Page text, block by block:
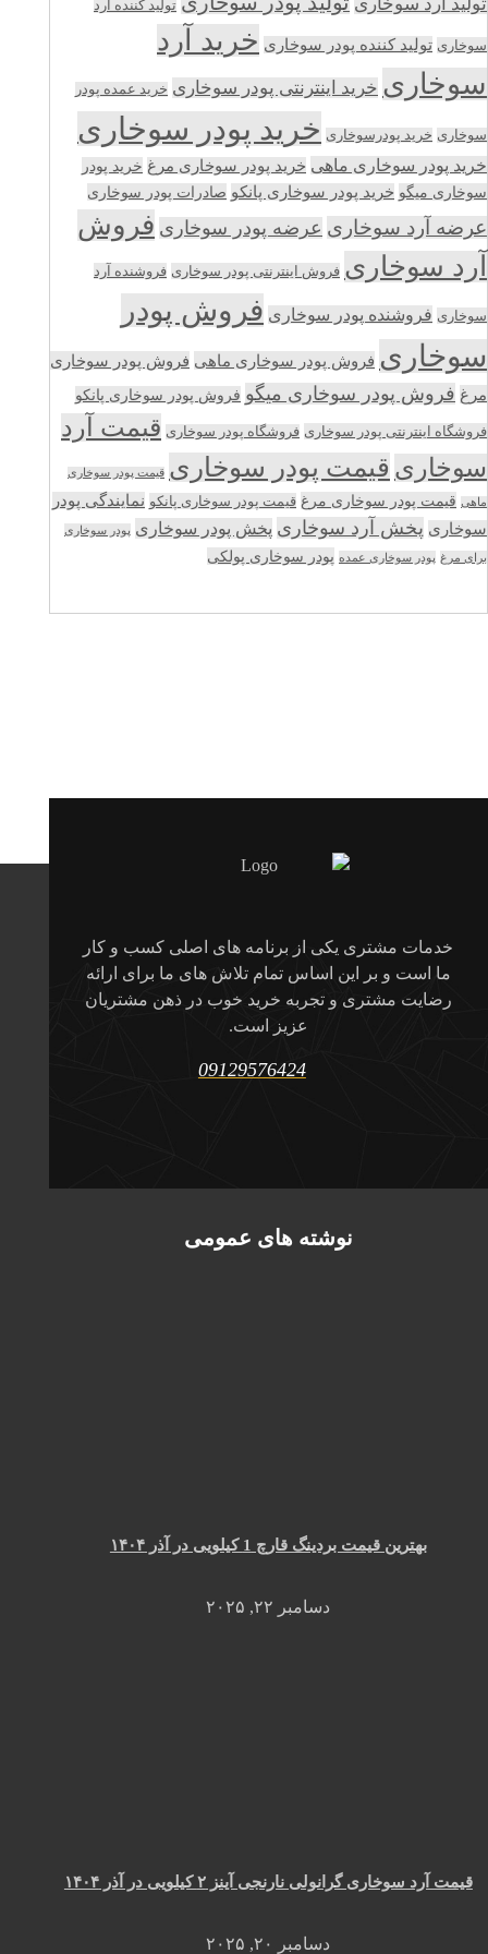
تولید کننده آرد
سوخاری تولید کننده پودر سوخاری خرید آرد
سوخاری خرید اینترنتی پودر سوخاری خرید عمده پودر
سوخاری خرید پودرسوخاری خرید پودر سوخاری
خرید پودر سوخاری ماهی خرید پودر سوخاری مرغ خرید پودر
سوخاری میگو خرید پودر سوخاری پانکو صادرات پودر سوخاری
عرضه آرد سوخاری عرضه پودر سوخاری فروش
آرد سوخاری فروش اینترنتی پودر سوخاری فروشنده آرد
سوخاری فروشنده پودر سوخاری فروش پودر
سوخاری فروش پودر سوخاری ماهی فروش پودر سوخاری
مرغ فروش پودر سوخاری میگو فروش پودر سوخاری پانکو
فروشگاه اینترنتی پودر سوخاری فروشگاه پودر سوخاری قیمت آرد
سوخاری قیمت پودر سوخاری قیمت پودر سوخاری
ماهی قیمت پودر سوخاری مرغ قیمت پودر سوخاری پانکو نمایندگی پودر
سوخاری پخش آرد سوخاری پخش پودر سوخاری پودر سوخاری
برای مرغ پودر سوخاری عمده پودر سوخاری پولکی
خدمات مشتری یکی از برنامه های اصلی کسب و کار
ما است و بر این اساس تمام تلاش های ما برای ارائه
رضایت مشتری و تجربه خرید خوب در ذهن مشتریان
عزیز است.
09129576424
نوشته های عمومی
بهترین قیمت بردینگ قارچ 1 کیلویی در آذر ۱۴۰۴
دسامبر ۲۲, ۲۰۲۵
قیمت آرد سوخاری گرانولی نارنجی آینز ۲ کیلویی در آذر ۱۴۰۴
دسامبر ۲۰, ۲۰۲۵